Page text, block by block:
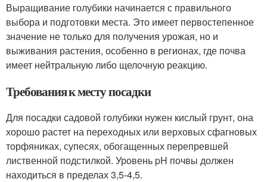
Выращивание голубики начинается с правильного
выбора и подготовки места. Это имеет первостепенное
значение не только для получения урожая, но и
выживания растения, особенно в регионах, где почва
имеет нейтральную либо щелочную реакцию.
Требования к месту посадки
Для посадки садовой голубики нужен кислый грунт, она
хорошо растет на переходных или верховых сфагновых
торфяниках, супесях, обогащенных перепревшей
лиственной подстилкой. Уровень pH почвы должен
находиться в пределах 3,5-4,5.